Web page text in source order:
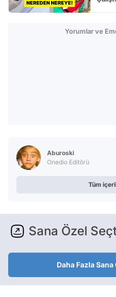
Yorumlar ve
Aburoski
Onedio Editörü
Tüm
Sana Özel
Daha Fazla